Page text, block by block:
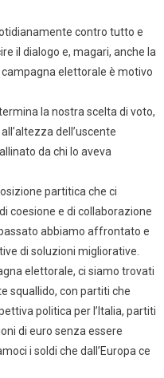
contro tutto e
il dialogo e, magari, anche la
elettorale è motivo
la nostra scelta di voto,
dell’uscente
da chi lo aveva
partitica che ci
coesione e di collaborazione
abbiamo affrontato e
di soluzioni migliorative.
elettorale, ci siamo trovati
squallido, con partiti che
politica per l’Italia, partiti
di euro senza essere
i soldi che dall’Europa ce